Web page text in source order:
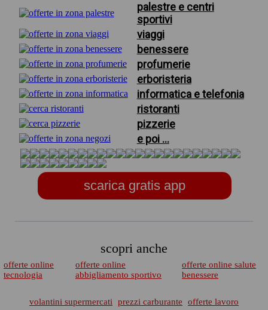
palestre e centri
sportivi
viaggi
benessere
profumerie
erboristeria
informatica e telefonia
ristoranti
pizzerie
e poi ...
scarica gratis app
scopri anche
offerte online
tecnologia
offerte online
abbigliamento sportivo
offerte online salute
benessere
volantini supermercati prezzi carburante
offerte lavoro